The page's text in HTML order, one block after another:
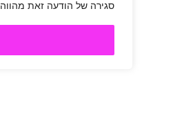
סגירה של הודעה זאת מהווה